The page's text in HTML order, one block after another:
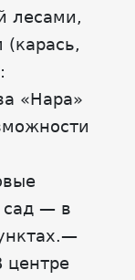
лесами,
«Нара»
сад — в
центре